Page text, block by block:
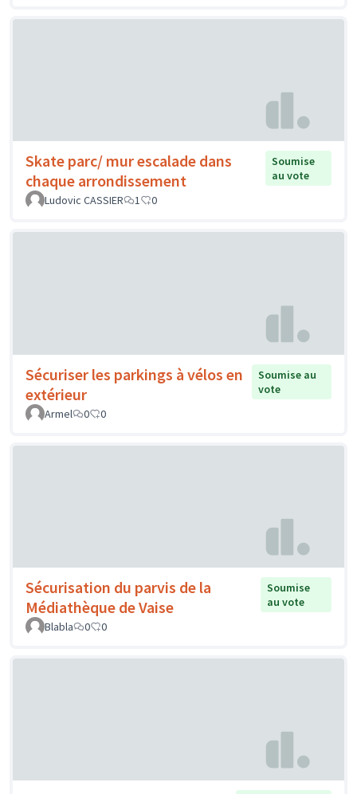
Skate parc/ mur escalade dans
chaque arrondissement
Soumise
au vote
Ludovic CASSIER
1 0
Sécuriser les parkings à vélos en
extérieur
Soumise au
vote
Armel
0 0
Sécurisation du parvis de la
Médiathèque de Vaise
Soumise
au vote
Blabla
0 0